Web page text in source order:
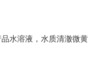
水溶液，水质清澈微